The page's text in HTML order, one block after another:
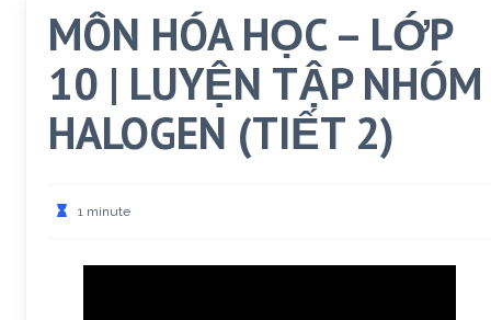
MÔN HÓA HỌC – LỚP
10 | LUYỆN TẬP NHÓM
HALOGEN (TIẾT 2)
1 minute